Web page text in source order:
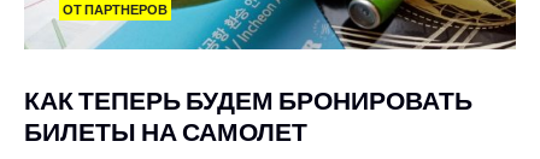
ОТ ПАРТНЕРОВ
КАК ТЕПЕРЬ БУДЕМ БРОНИРОВАТЬ
БИЛЕТЫ НА САМОЛЕТ